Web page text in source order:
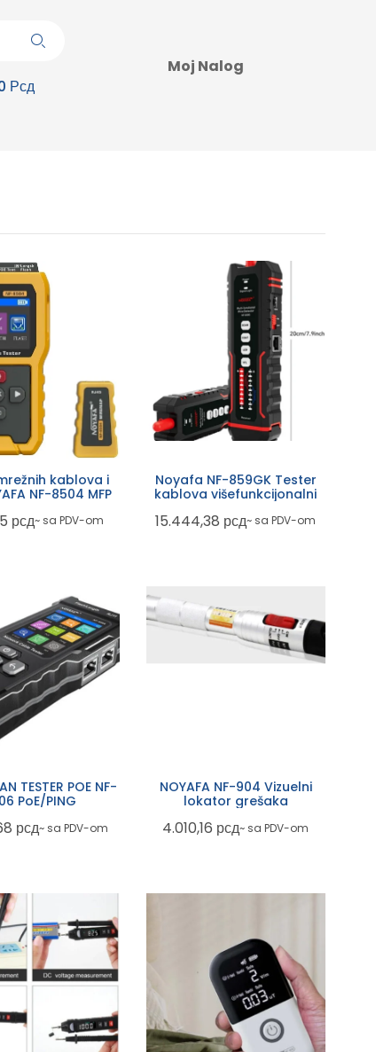
Рсд
Moj Nalog
kablova i
NF-8504 MFP
рсд~ sa PDV-om
Noyafa NF-859GK Tester
kablova višefunkcijonalni
15.444,38 рсд~ sa PDV-om
TESTER POE NF-
PoE/PING
рсд~ sa PDV-om
NOYAFA NF-904 Vizuelni
lokator grešaka
4.010,16 рсд~ sa PDV-om